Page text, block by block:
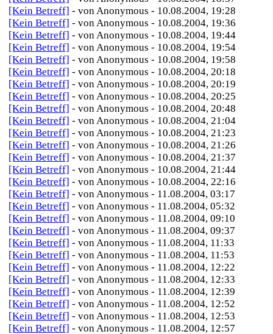
[Kein Betreff] - von Anonymous - 10.08.2004, 19:28
[Kein Betreff] - von Anonymous - 10.08.2004, 19:36
[Kein Betreff] - von Anonymous - 10.08.2004, 19:44
[Kein Betreff] - von Anonymous - 10.08.2004, 19:54
[Kein Betreff] - von Anonymous - 10.08.2004, 19:58
[Kein Betreff] - von Anonymous - 10.08.2004, 20:18
[Kein Betreff] - von Anonymous - 10.08.2004, 20:19
[Kein Betreff] - von Anonymous - 10.08.2004, 20:25
[Kein Betreff] - von Anonymous - 10.08.2004, 20:48
[Kein Betreff] - von Anonymous - 10.08.2004, 21:04
[Kein Betreff] - von Anonymous - 10.08.2004, 21:23
[Kein Betreff] - von Anonymous - 10.08.2004, 21:26
[Kein Betreff] - von Anonymous - 10.08.2004, 21:37
[Kein Betreff] - von Anonymous - 10.08.2004, 21:44
[Kein Betreff] - von Anonymous - 10.08.2004, 22:16
[Kein Betreff] - von Anonymous - 11.08.2004, 03:17
[Kein Betreff] - von Anonymous - 11.08.2004, 05:32
[Kein Betreff] - von Anonymous - 11.08.2004, 09:10
[Kein Betreff] - von Anonymous - 11.08.2004, 09:37
[Kein Betreff] - von Anonymous - 11.08.2004, 11:33
[Kein Betreff] - von Anonymous - 11.08.2004, 11:53
[Kein Betreff] - von Anonymous - 11.08.2004, 12:22
[Kein Betreff] - von Anonymous - 11.08.2004, 12:33
[Kein Betreff] - von Anonymous - 11.08.2004, 12:39
[Kein Betreff] - von Anonymous - 11.08.2004, 12:52
[Kein Betreff] - von Anonymous - 11.08.2004, 12:53
[Kein Betreff] - von Anonymous - 11.08.2004, 12:57